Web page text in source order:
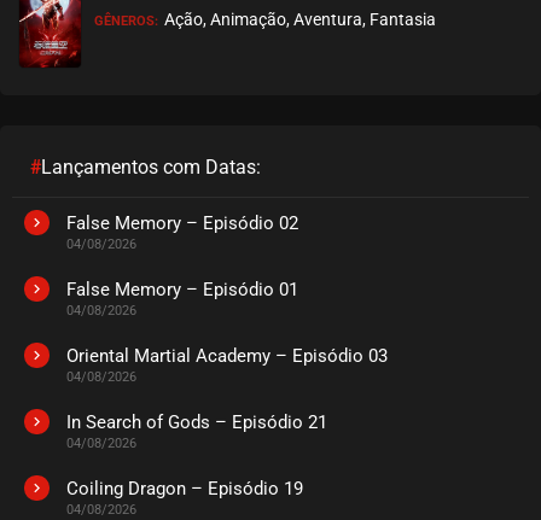
GÊNEROS: Ação, Animação, Aventura, Fantasia
#Lançamentos com Datas:
False Memory – Episódio 02
04/08/2026
False Memory – Episódio 01
04/08/2026
Oriental Martial Academy – Episódio 03
04/08/2026
In Search of Gods – Episódio 21
04/08/2026
Coiling Dragon – Episódio 19
04/08/2026